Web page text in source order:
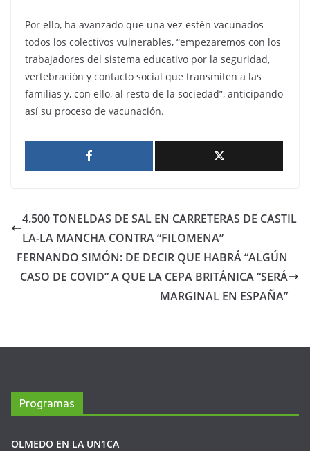
Por ello, ha avanzado que una vez estén vacunados
todos los colectivos vulnerables, “empezaremos con los
trabajadores del sistema educativo por la seguridad,
vertebración y contacto social que transmiten a las
familias y, con ello, al resto de la sociedad”, anticipando
así su proceso de vacunación.
4.500 TONELDAS DE SAL EN CARRETERAS DE CASTIL
LA-LA MANCHA CONTRA “FILOMENA”
FERNANDO SIMÓN: DE DECIR QUE HABRÁ “ALGÚN
CASO DE COVID” A QUE LA CEPA BRITÁNICA “SERÁ
MARGINAL EN ESPAÑA”
Programas
OLMEDO EN LA UN1CA